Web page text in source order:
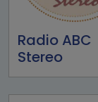
Radio ABC
Stereo